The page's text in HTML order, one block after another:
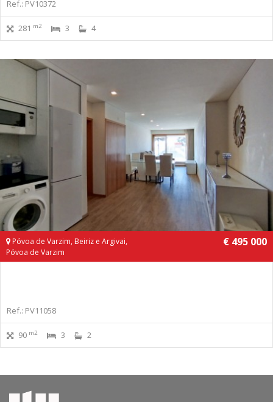
Ref.: PV10372
281 m2 3 4
Póvoa de Varzim, Beiriz e Argivai,
Póvoa de Varzim
€ 495 000
Ref.: PV11058
90 m2 3 2